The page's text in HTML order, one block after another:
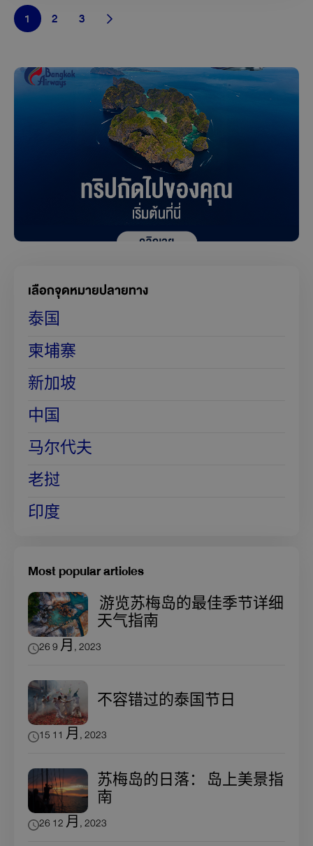
1 2 3
เลือกจุดหมายปลายทาง
泰国
柬埔寨
新加坡
中国
马尔代夫
老挝
印度
Most popular articles
游览苏梅岛的最佳季节详细
天气指南
26 9 月, 2023
不容错过的泰国节日
15 11 月, 2023
苏梅岛的日落： 岛上美景指
南
26 12 月, 2023